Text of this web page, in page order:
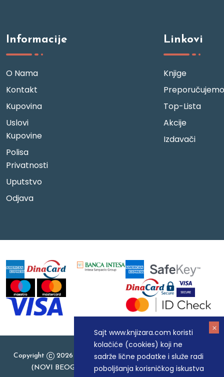
Sajt www.knjizara.com koristi
kolačiće (cookies) koji ne
sadrže lične podatke i služe radi
poboljšanja korisničkog iskustva
Informacije
O Nama
Kontakt
Kupovina
Uslovi
Kupovine
Polisa
Privatnosti
Uputstvo
Odjava
Linkovi
Knjige
Preporučujemo
Top-Lista
Akcije
Izdavači
Copyright
2026 Knjizara.com - MAKART DOO BEOGRAD
(NOVI BEOGRAD), PIB: 105184104, MB: 20337524